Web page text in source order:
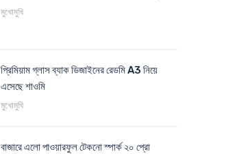
মুখোমুখি
প্রিমিয়াম গ্লাস ব্যাক ডিজাইনের রেডমি A3 নিয়ে
এসেছে শাওমি
মুখোমুখি
বাজারে এলো পাওয়ারফুল টেকনো স্পার্ক ২০ প্রো